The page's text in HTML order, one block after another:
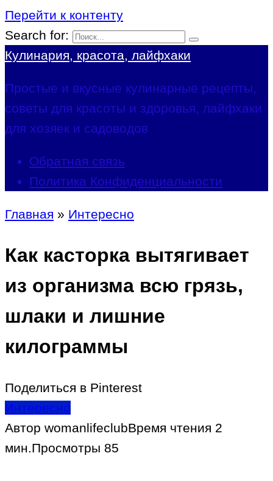
Перейти к контенту
Search for:
Кулинария, красота, лайфхаки
Простые и вкусные кулинарные рецепты,
советы для красоты и здоровья, лайфхаки
для хозяек и садоводов
Обратная связь
Политика Конфиденциальности
Главная » Интересно
Как касторка вытягивает
из организма всю грязь,
шлаки и лишние
килограммы
Поделиться в Pinterest
Интересно
Автор womanlifeclubВремя чтения 2
мин.Просмотры 85